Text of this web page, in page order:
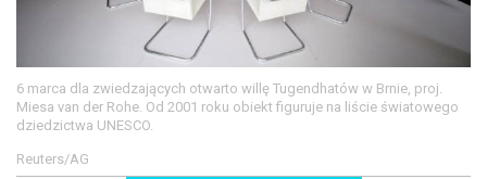
6 marca dla zwiedzających otwarto willę Tugendhatów w Brnie, proj.
Miesa van der Rohe. Od 2001 roku obiekt figuruje na liście światowego
dziedzictwa UNESCO.
Reuters/AG